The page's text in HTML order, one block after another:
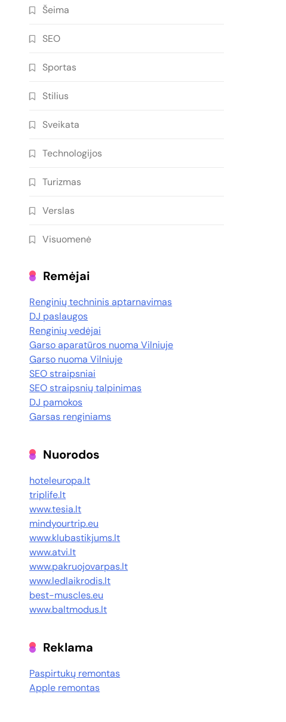
Šeima
SEO
Sportas
Stilius
Sveikata
Technologijos
Turizmas
Verslas
Visuomenė
Remėjai
Renginių techninis aptarnavimas
DJ paslaugos
Renginių vedėjai
Garso aparatūros nuoma Vilniuje
Garso nuoma Vilniuje
SEO straipsniai
SEO straipsnių talpinimas
DJ pamokos
Garsas renginiams
Nuorodos
hoteleuropa.lt
triplife.lt
www.tesia.lt
mindyourtrip.eu
www.klubastikjums.lt
www.atvi.lt
www.pakruojovarpas.lt
www.ledlaikrodis.lt
best-muscles.eu
www.baltmodus.lt
Reklama
Paspirtukų remontas
Apple remontas